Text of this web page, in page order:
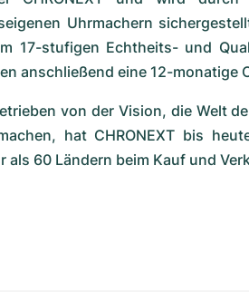
Uhrmachern
17-stufigen Echtheits- und
anschließend eine 12-monatige
von der Vision, die Welt
hat CHRONEXT bis
als 60 Ländern beim Kauf und